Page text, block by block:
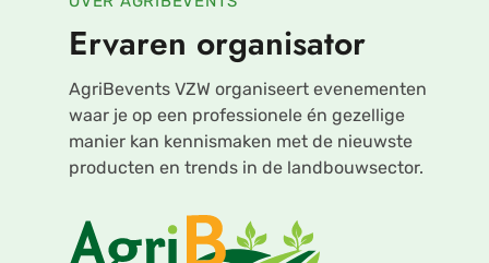
Ervaren organisator
AgriBevents VZW organiseert evenementen
waar je op een professionele én gezellige
manier kan kennismaken met de nieuwste
producten en trends in de landbouwsector.